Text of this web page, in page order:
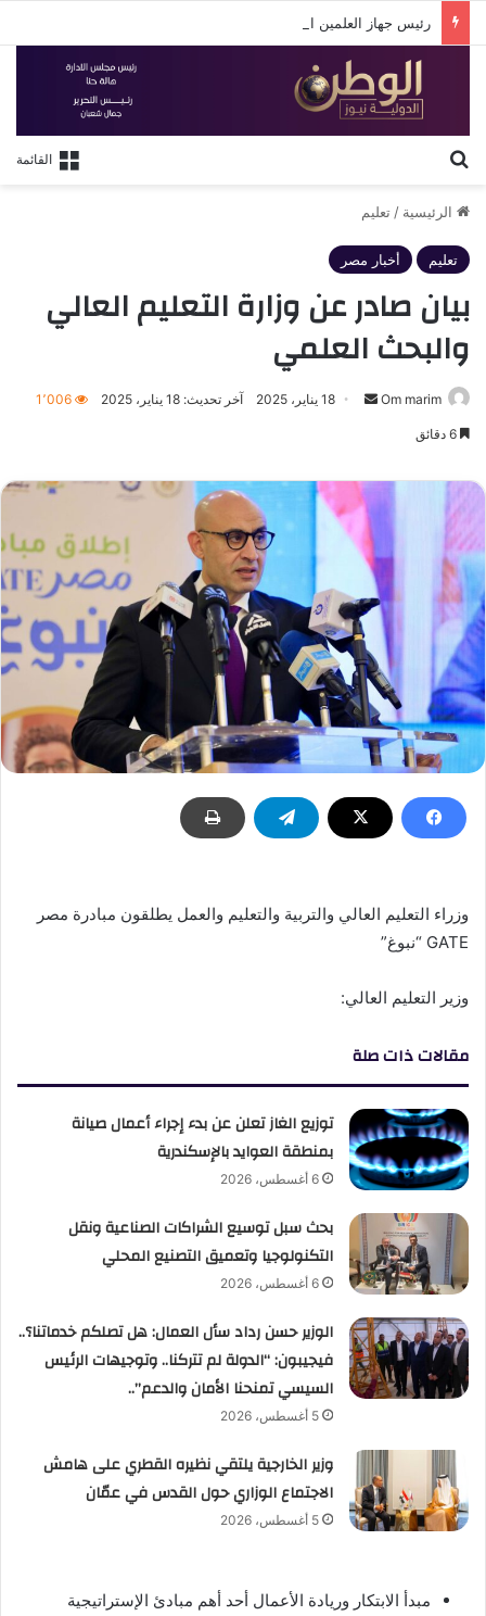
القائمة
الرئيسية / تعليم
تعليم أخبار مصر
بيان صادر عن وزارة التعليم العالي
والبحث العلمي
Om marim
أرسل 18 يناير، 2025 آخر تحديث: 18 يناير، 2025 1٬006
وزراء التعليم العالي والتربية والتعليم والعمل يطلقون مبادرة مصر
GATE “نبوغ”
وزير التعليم العالي:
مقالات ذات صلة
توزيع الغاز تعلن عن بدء إجراء أعمال صيانة
بمنطقة العوايد بالإسكندرية
6 أغسطس، 2026
بحث سبل توسيع الشراكات الصناعية ونقل
التكنولوجيا وتعميق التصنيع المحلي
6 أغسطس، 2026
الوزير حسن رداد سأل العمال: هل تصلكم خدماتنا؟..
فيجيبون: “الدولة لم تتركنا.. وتوجيهات الرئيس
السيسي تمنحنا الأمان والدعم”..
5 أغسطس، 2026
وزير الخارجية يلتقي نظيره القطري على هامش
الاجتماع الوزاري حول القدس في عمّان
5 أغسطس، 2026
مبدأ الابتكار وريادة الأعمال أحد أهم مبادئ الإستراتيجية